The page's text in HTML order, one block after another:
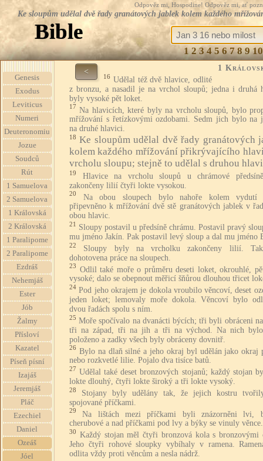
Odpověz mi, Hospodine! Odpověz mi, ať
Ke sloupům udělal dvě řady granátových jablek kolem každého
Bible
1 2 3 4 5 6 7 8 9 10
Genesis
Exodus
Leviticus
Numeri
Deuteronomiu
Jozue
Soudců
Rút
1 Samuelova
2 Samuelova
1 Královská
2 Královská
1 Paralipome
2 Paralipome
Ezdráš
Nehemjáš
Ester
Jób
Žalmy
Přísloví
Kazatel
Píseň písní
Izajáš
Jeremjáš
Pláč
Ezechiel
Daniel
Ozeáš
Jóel
< 1
16 Udělal též dvě hlavice, odlité
z bronzu, a nasadil je na vrchol sloupů; jedna i druhá
byly vysoké pět loket.
17 Na hlavicích, které byly na vrcholu sloupů, bylo
mřížování s řetízkovými ozdobami. Sedm jich bylo na
na druhé hlavici.
18 Ke sloupům udělal dvě řady granátových
kolem každého mřížování přikrývajícího
vrcholu sloupu; stejně to udělal s druhou
19
Hlavice na vrcholu sloupů u chrámové
zakončeny lilií čtyři lokte vysokou.
20
Na obou sloupech bylo nahoře kolem vydutí
připevněno k mřížování dvě stě granátových jablek v
obou hlavic.
21
Sloupy postavil u předsíně chrámu. Postavil pravý
mu jméno Jakín. Pak postavil levý sloup a dal mu jméno
22
Sloupy byly na vrcholku zakončeny lilií.
dohotovena práce na sloupech.
23 Odlil také moře o průměru deseti loket, okrouhlé,
vysoké; dalo se obepnout měřicí šňůrou dlouhou třicet
24 Pod jeho okrajem je dokola vroubilo věncoví, deset
jeden loket; lemovaly moře dokola. Věncoví bylo
dvou řadách spolu s ním.
25 Moře spočívalo na dvanácti býcích; tři byli obráceni na
tři na západ, tři na jih a tři na východ. Na nich
položeno a zadky všech byly obráceny dovnitř.
26 Bylo na dlaň silné a jeho okraj byl udělán jako okraj
nebo rozkvetlé lilie. Pojalo dva tisíce batů.
27 Udělal také deset bronzových stojanů; každý stojan
lokte dlouhý, čtyři lokte široký a tři lokte vysoký.
28
Stojany byly udělány tak, že jejich kostru
spojované příčkami.
29
Na lištách mezi příčkami byli znázorněni lvi,
cherubové a nad příčkami pod lvy a býky se vinuly věnce.
30 Každý stojan měl čtyři bronzová kola s bronzovými
Jeho čtyři rohové sloupky vybíhaly v ramena.
odlita vždy proti věncům a nesla nádrž.